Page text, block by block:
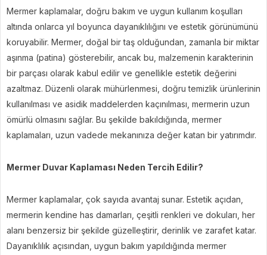
Mermer kaplamalar, doğru bakım ve uygun kullanım koşulları
altında onlarca yıl boyunca dayanıklılığını ve estetik görünümünü
koruyabilir. Mermer, doğal bir taş olduğundan, zamanla bir miktar
aşınma (patina) gösterebilir, ancak bu, malzemenin karakterinin
bir parçası olarak kabul edilir ve genellikle estetik değerini
azaltmaz. Düzenli olarak mühürlenmesi, doğru temizlik ürünlerinin
kullanılması ve asidik maddelerden kaçınılması, mermerin uzun
ömürlü olmasını sağlar. Bu şekilde bakıldığında, mermer
kaplamaları, uzun vadede mekanınıza değer katan bir yatırımdır.
Mermer Duvar Kaplaması Neden Tercih Edilir?
Mermer kaplamalar, çok sayıda avantaj sunar. Estetik açıdan,
mermerin kendine has damarları, çeşitli renkleri ve dokuları, her
alanı benzersiz bir şekilde güzelleştirir, derinlik ve zarafet katar.
Dayanıklılık açısından, uygun bakım yapıldığında mermer